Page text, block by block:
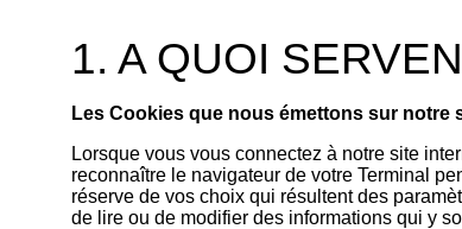
1. A QUOI
Les Cookies que nous émettons sur notre
Lorsque vous vous connectez à notre site
reconnaître le navigateur de votre Terminal
réserve de vos choix qui résultent des
de lire ou de modifier des informations qui y